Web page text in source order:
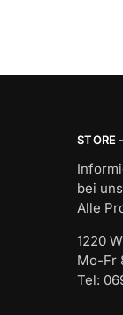
STORE
bei
Alle
1220
Mo-Fr
Tel: